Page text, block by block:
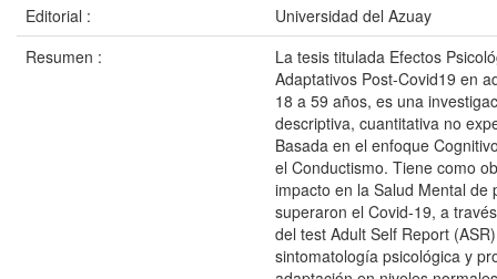
Editorial :
Universidad del Azuay
Resumen :
La tesis titulada Efectos
Adaptativos Post-Covid19 en
18 a 59 años, es una
descriptiva, cuantitativa no
Basada en el enfoque
el Conductismo. Tiene como
impacto en la Salud Mental de
superaron el Covid-19, a
del test Adult Self Report
sintomatología psicológica y